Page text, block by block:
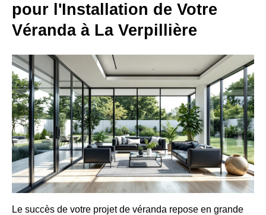
pour l'Installation de Votre
Véranda à La Verpillière
Le succès de votre projet de véranda repose en grande